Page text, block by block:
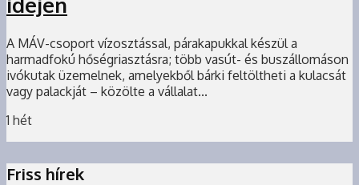
A MÁV-csoport vízosztással, párakapukkal készül a
harmadfokú hőségriasztásra; több vasút- és buszállomáson
ivókutak üzemelnek, amelyekből bárki feltöltheti a kulacsát
vagy palackját – közölte a vállalat...
1 hét
Friss hírek